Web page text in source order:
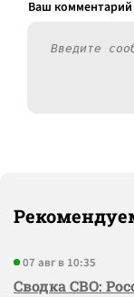
07 авг в 10:35
Сводка СВО: